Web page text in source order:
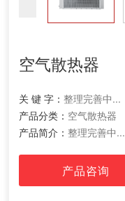
空气散热器
关 键 字： 整理完善中...
产品分类： 空气散热器
产品简介： 整理完善中...
产品咨询